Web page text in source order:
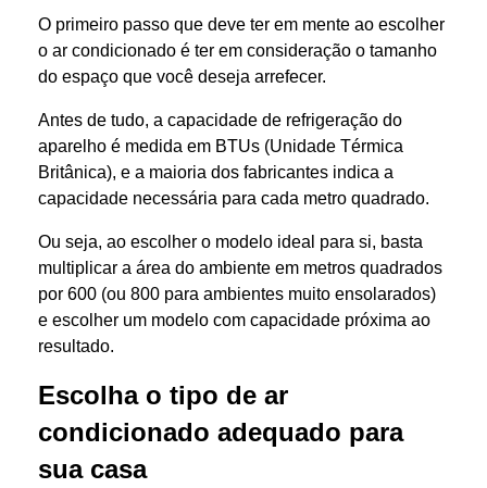
O primeiro passo que deve ter em mente ao escolher
o ar condicionado é ter em consideração o tamanho
do espaço que você deseja arrefecer.
Antes de tudo, a capacidade de refrigeração do
aparelho é medida em BTUs (Unidade Térmica
Britânica), e a maioria dos fabricantes indica a
capacidade necessária para cada metro quadrado.
Ou seja, ao escolher o modelo ideal para si, basta
multiplicar a área do ambiente em metros quadrados
por 600 (ou 800 para ambientes muito ensolarados)
e escolher um modelo com capacidade próxima ao
resultado.
Escolha o tipo de ar
condicionado adequado para
sua casa